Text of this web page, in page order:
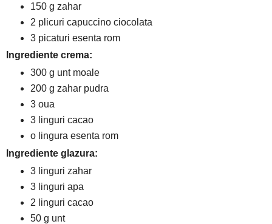
150 g zahar
2 plicuri capuccino ciocolata
3 picaturi esenta rom
Ingrediente crema:
300 g unt moale
200 g zahar pudra
3 oua
3 linguri cacao
o lingura esenta rom
Ingrediente glazura:
3 linguri zahar
3 linguri apa
2 linguri cacao
50 g unt